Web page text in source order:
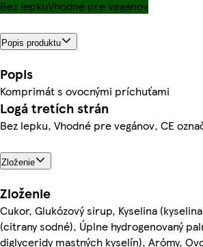
Bez lepkuVhodné pre vegánov
Popis produktu
Popis
Komprimát s ovocnými príchuťami
Logá tretích strán
Bez lepku, Vhodné pre vegánov, CE
Zloženie
Zloženie
Cukor, Glukózový sirup, Kyselina
(citrany sodné), Úplne hydrogenovaný
diglyceridy mastných kyselín), Arómy,